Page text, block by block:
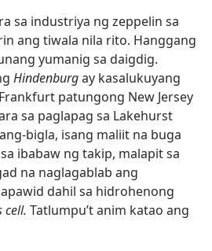
sa industriya ng zeppelin sa
ang tiwala nila rito. Hanggang
yumanig sa daigdig.
Hindenburgay kasalukuyang
patungong New Jersey
sa paglapag sa Lakehurst
bigla, isang maliit na buga
ibabaw ng takip, malapit sa
na naglagablab ang
dahil sa hidrohenong
cell. Tatlumpu’t anim katao ang